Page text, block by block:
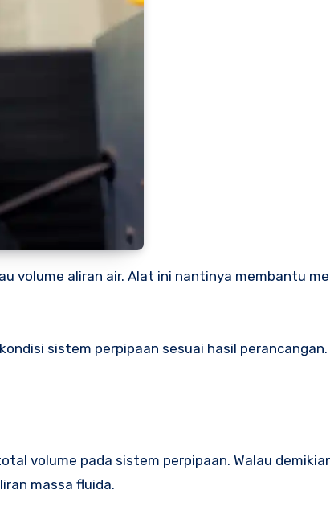
volume aliran air. Alat ini nantinya membantu
sistem perpipaan sesuai hasil
volume pada sistem perpipaan. Walau
massa fluida.